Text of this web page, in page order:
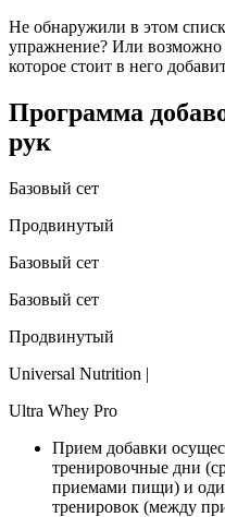
Не обнаружили в этом
упражнение? Или возможно
которое стоит в него
Программа
рук
Базовый сет
Продвинутый
Базовый сет
Базовый сет
Продвинутый
Universal Nutrition |
Ultra Whey Pro
Прием добавки
тренировочные дни
приемами пищи) и
тренировок (между